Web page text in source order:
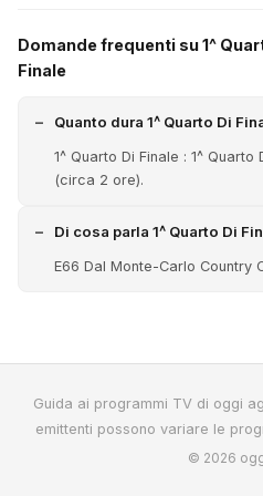
Domande frequenti su 1^
Finale
Quanto dura 1^ Quarto Di
1^ Quarto Di Finale : 1^ Quarto
(circa 2 ore).
Di cosa parla 1^ Quarto Di
E66 Dal Monte-Carlo Country
Guida ai programmi TV di oggi
emittenti possono variare le
© 2026